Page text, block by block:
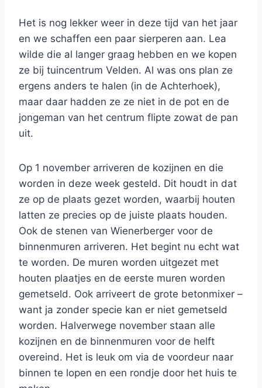
Het is nog lekker weer in deze tijd van het jaar
en we schaffen een paar sierperen aan. Lea
wilde die al langer graag hebben en we kopen
ze bij tuincentrum Velden. Al was ons plan ze
ergens anders te halen (in de Achterhoek),
maar daar hadden ze ze niet in de pot en de
jongeman van het centrum flipte zowat de pan
uit.
Op 1 november arriveren de kozijnen en die
worden in deze week gesteld. Dit houdt in dat
ze op de plaats gezet worden, waarbij houten
latten ze precies op de juiste plaats houden.
Ook de stenen van Wienerberger voor de
binnenmuren arriveren. Het begint nu echt wat
te worden. De muren worden uitgezet met
houten plaatjes en de eerste muren worden
gemetseld. Ook arriveert de grote betonmixer –
want ja zonder specie kan er niet gemetseld
worden. Halverwege november staan alle
kozijnen en de binnenmuren voor de helft
overeind. Het is leuk om via de voordeur naar
binnen te lopen en een rondje door het huis te